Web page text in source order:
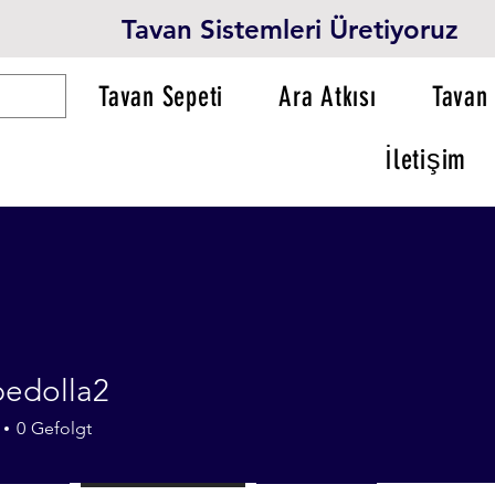
Tavan Sistemleri Üretiyoruz
Tavan Sepeti Ara Atkısı
İletişim
0 Gefolgt